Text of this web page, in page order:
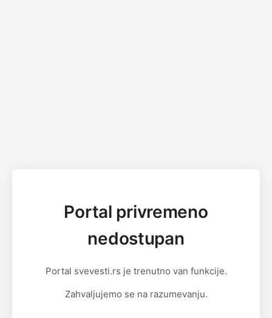
Portal privremeno
nedostupan
Portal svevesti.rs je trenutno van funkcije.
Zahvaljujemo se na razumevanju.